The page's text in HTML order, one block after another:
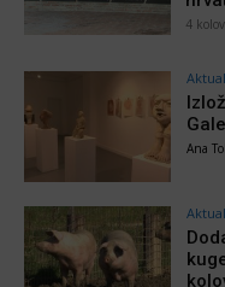
4
Ana